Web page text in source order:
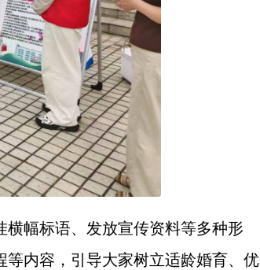
幅标语、发放宣传资料等多种形
内容，引导大家树立适龄婚育、优